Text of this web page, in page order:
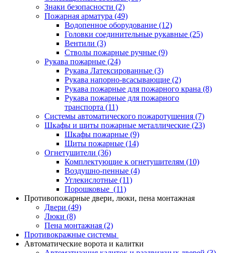
Знаки безопасности (2)
Пожарная арматура (49)
Водопенное оборудование (12)
Головки соединительные рукавные (25)
Вентили (3)
Стволы пожарные ручные (9)
Рукава пожарные (24)
Рукава Латексированные (3)
Рукава напорно-всасывающие (2)
Рукава пожарные для пожарного крана (8)
Рукава пожарные для пожарного
транспорта (11)
Системы автоматического пожаротушения (7)
Шкафы и щиты пожарные металлические (23)
Шкафы пожарные (9)
Щиты пожарные (14)
Огнетушители (36)
Комплектующие к огнетушителям (10)
Воздушно-пенные (4)
Углекислотные (11)
Порошковые (11)
Противопожарные двери, люки, пена монтажная
Двери (49)
Люки (8)
Пена монтажная (2)
Противокражные системы
Автоматические ворота и калитки